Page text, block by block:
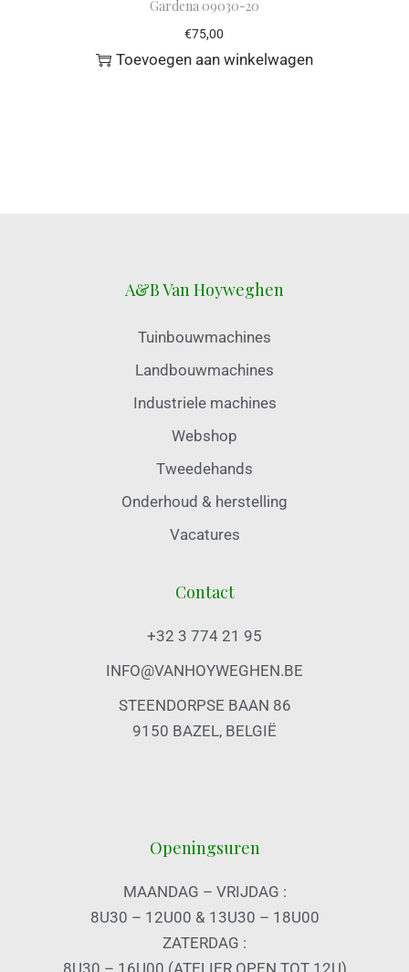
Gardena 09030-20
€75,00
Toevoegen aan winkelwagen
A&B Van Hoyweghen
Tuinbouwmachines
Landbouwmachines
Industriele machines
Webshop
Tweedehands
Onderhoud & herstelling
Vacatures
Contact
+32 3 774 21 95
INFO@VANHOYWEGHEN.BE
STEENDORPSE BAAN 86
9150 BAZEL, BELGIË
Openingsuren
MAANDAG – VRIJDAG :
8U30 – 12U00 & 13U30 – 18U00
ZATERDAG :